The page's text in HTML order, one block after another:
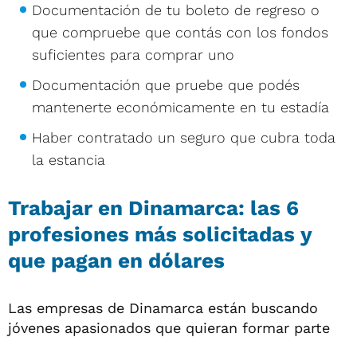
Documentación de tu boleto de regreso o
que compruebe que contás con los fondos
suficientes para comprar uno
Documentación que pruebe que podés
mantenerte económicamente en tu estadía
Haber contratado un seguro que cubra toda
la estancia
Trabajar en Dinamarca: las 6
profesiones más solicitadas y
que pagan en dólares
Las empresas de Dinamarca están buscando
jóvenes apasionados que quieran formar parte